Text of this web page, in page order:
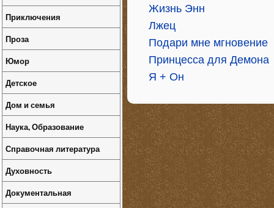
Жизнь Энн
Лжец
Подари мне мгновение
Принцесса для Демона
Я + Он
Приключения
Проза
Юмор
Детское
Дом и семья
Наука, Образование
Справочная литература
Духовность
Документальная